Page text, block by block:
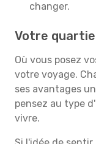
changer.
Votre
Où vous posez
votre voyage.
ses avantages
pensez au type
vivre.